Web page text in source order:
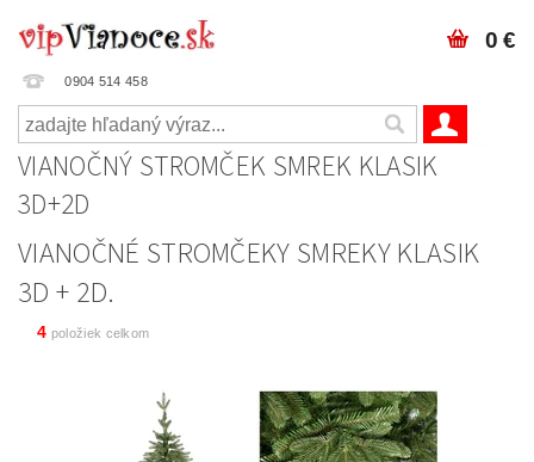
0904 514 458
0 €
VIANOČNÝ STROMČEK SMREK KLASIK
3D+2D
VIANOČNÉ STROMČEKY SMREKY KLASIK
3D + 2D.
4 položiek celkom